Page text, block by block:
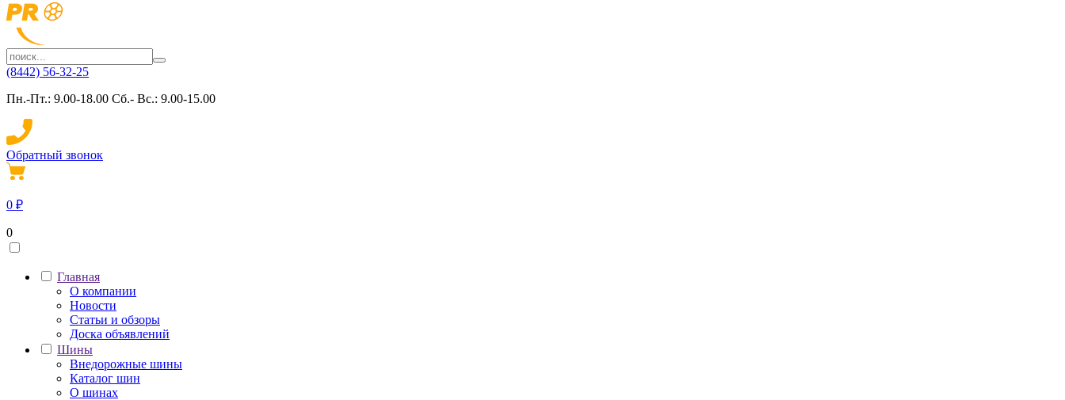
(8442) 56-32-25
Пн.-Пт.: 9.00-18.00 Сб.- Вс.: 9.00-15.00
Обратный звонок
0 ₽
0
Главная
О компании
Новости
Статьи и обзоры
Доска объявлений
Шины
Внедорожные шины
Каталог шин
О шинах